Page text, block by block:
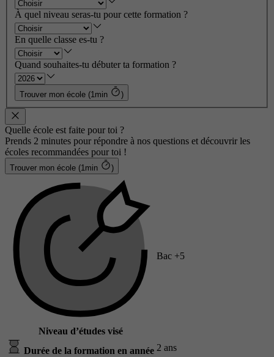
À quel niveau seras-tu pour cette formation ?
En quelle classe es-tu ?
Quand souhaites-tu débuter ta formation ?
Trouver mon école (1min )
Quelle école est faite pour toi ?
Prends 2 minutes pour répondre à nos questions et découvrir les
écoles recommandées pour toi !
Trouver mon école (1min )
Niveau d’études visé
Bac +5
Durée de la formation en année 2 ans